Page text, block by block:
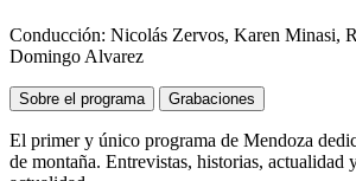
Conducción: Nicolás Zervos, Karen Minasi,
Domingo Alvarez
Sobre el programa Grabaciones
El primer y único programa de Mendoza
de montaña. Entrevistas, historias, actualidad